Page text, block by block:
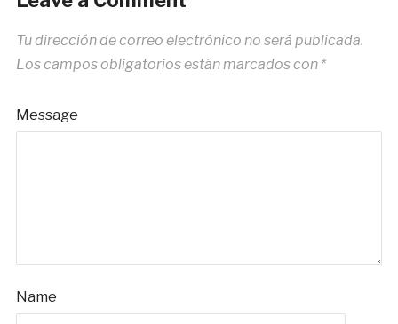
Tu dirección de correo electrónico no será publicada.
Los campos obligatorios están marcados con *
Message
Name